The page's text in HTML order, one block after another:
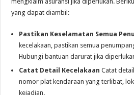
yang dapat diambil:
Pastikan Keselamatan Semua
kecelakaan, pastikan semua
Hubungi bantuan darurat jika
Catat Detail Kecelakaan Catat
nomor plat kendaraan yang terlibat,
kejadian.